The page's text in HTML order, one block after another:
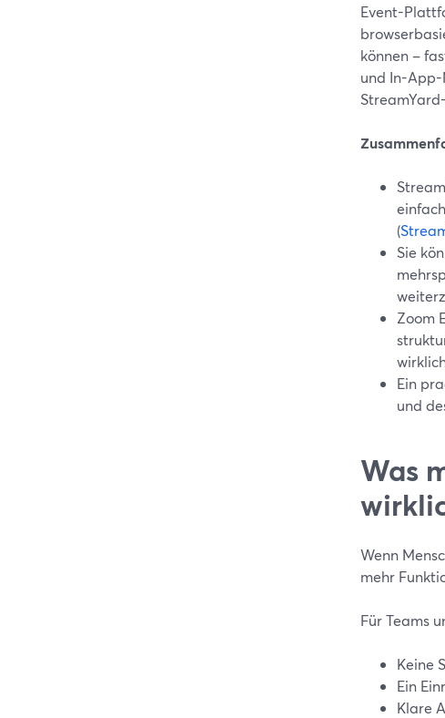
Event-
können –
und In-App-
(
Sie
Zoom
Ein
und
Was
Wenn
mehr
Für Teams
Keine
Ein
Klare